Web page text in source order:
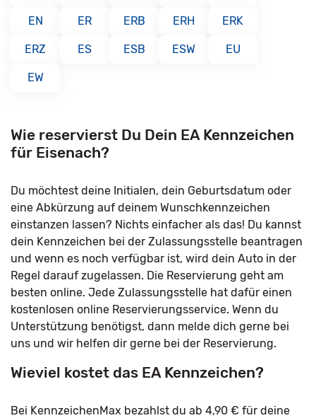
EN ER ERB ERH ERK
ERZ ES ESB ESW EU
EW
Wie reservierst Du Dein EA Kennzeichen
für Eisenach?
Du möchtest deine Initialen, dein Geburtsdatum oder
eine Abkürzung auf deinem Wunschkennzeichen
einstanzen lassen? Nichts einfacher als das! Du kannst
dein Kennzeichen bei der Zulassungsstelle beantragen
und wenn es noch verfügbar ist, wird dein Auto in der
Regel darauf zugelassen. Die Reservierung geht am
besten online. Jede Zulassungsstelle hat dafür einen
kostenlosen online Reservierungsservice. Wenn du
Unterstützung benötigst, dann melde dich gerne bei
uns und wir helfen dir gerne bei der Reservierung.
Wieviel kostet das EA Kennzeichen?
Bei KennzeichenMax bezahlst du ab 4,90 € für deine